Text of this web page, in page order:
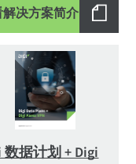
解决方案简介
数据计划 + Digi